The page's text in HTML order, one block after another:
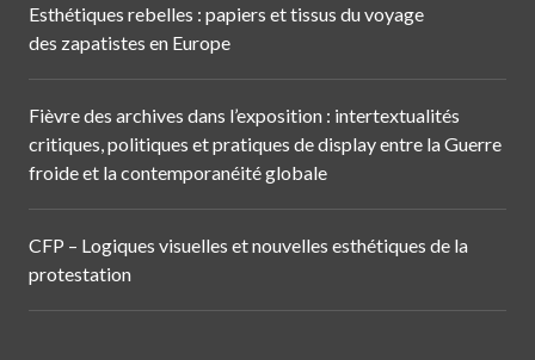
Esthétiques rebelles : papiers et tissus du voyage
des zapatistes en Europe
Fièvre des archives dans l’exposition : intertextualités
critiques, politiques et pratiques de display entre la Guerre
froide et la contemporanéité globale
CFP – Logiques visuelles et nouvelles esthétiques de la
protestation